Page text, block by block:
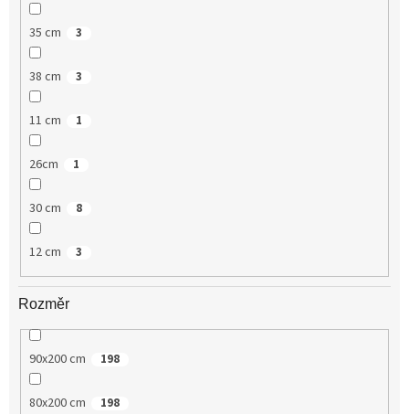
35 cm 3
38 cm 3
11 cm 1
26cm 1
30 cm 8
12 cm 3
Rozměr
90x200 cm 198
80x200 cm 198